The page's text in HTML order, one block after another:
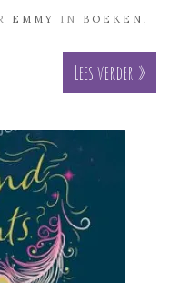
EMMY IN BOEKEN
Lees verder »